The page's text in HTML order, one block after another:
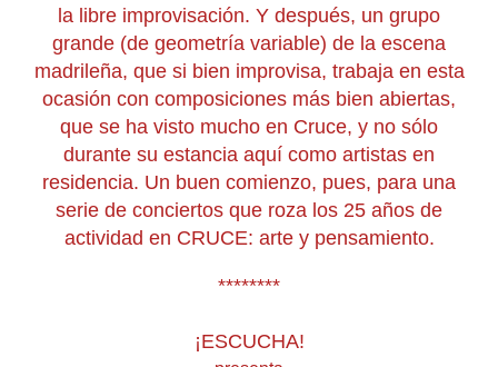
la libre improvisación. Y después, un grupo
grande (de geometría variable) de la escena
madrileña, que si bien improvisa, trabaja en esta
ocasión con composiciones más bien abiertas,
que se ha visto mucho en Cruce, y no sólo
durante su estancia aquí como artistas en
residencia. Un buen comienzo, pues, para una
serie de conciertos que roza los 25 años de
actividad en CRUCE: arte y pensamiento.
********
¡ESCUCHA!